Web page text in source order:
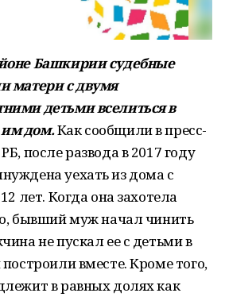
Башкирии судебные
матери с двумя
детьми вселиться в
дом.Как сообщили в пресс-
после развода в 2017 году
уехать из дома с
лет. Когда она захотела
бывший муж начал чинить
не пускал ее с детьми в
вместе. Кроме того,
в равных долях как